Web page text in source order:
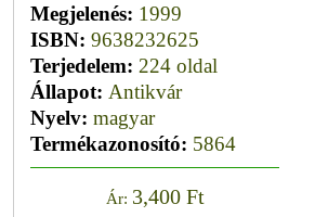
Megjelenés: 1999
ISBN: 9638232625
Terjedelem: 224 oldal
Állapot: Antikvár
Nyelv: magyar
Termékazonosító: 5864
Ár: 3,400 Ft